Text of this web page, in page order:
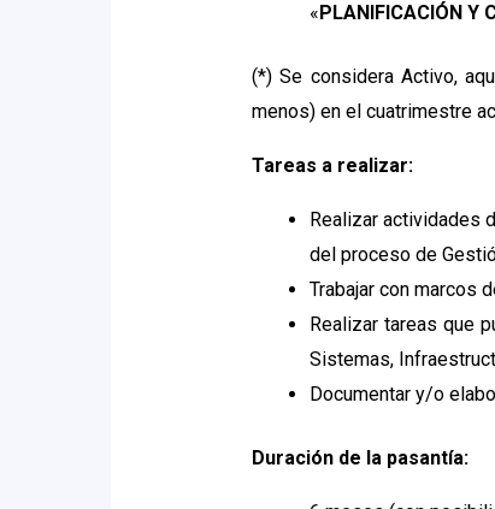
« PLANIFICACIÓN Y
(*) Se considera Activo,
menos) en el cuatrimestre
Tareas a realizar:
Realizar actividades
del proceso de
Trabajar con marcos
Realizar tareas que
Sistemas,
Documentar y/o
Duración de la pasantía: